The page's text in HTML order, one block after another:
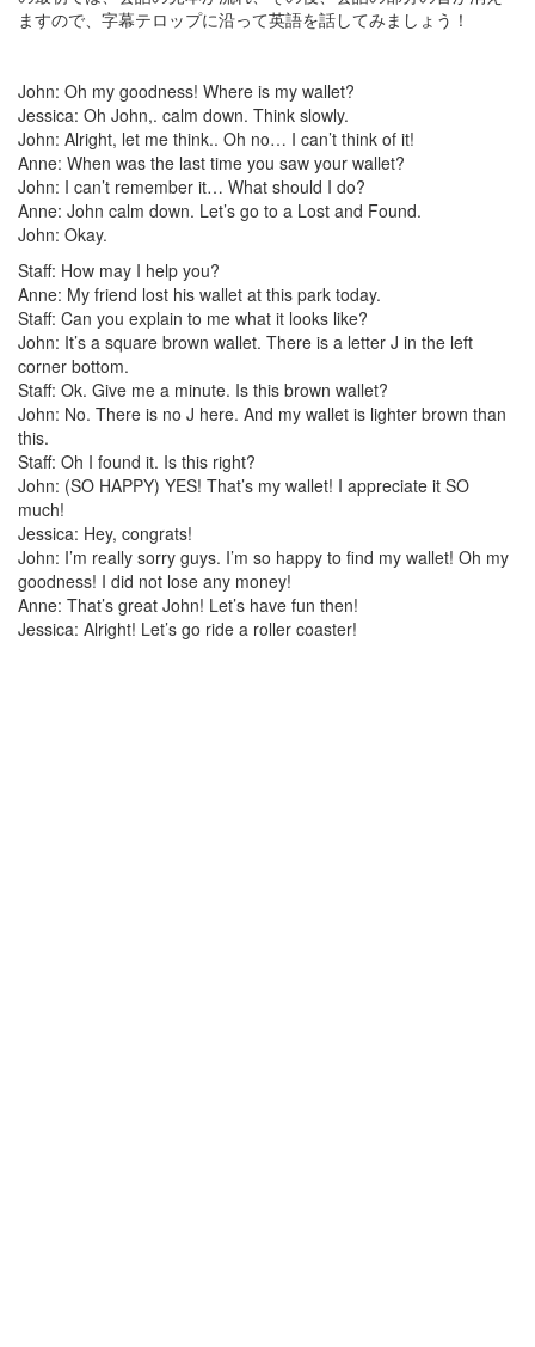
ますので、字幕テロップに沿って英語を話してみましょう！
John: Oh my goodness! Where is my wallet?
Jessica: Oh John,. calm down. Think slowly.
John: Alright, let me think.. Oh no… I can’t think of it!
Anne: When was the last time you saw your wallet?
John: I can’t remember it… What should I do?
Anne: John calm down. Let’s go to a Lost and Found.
John: Okay.
Staff: How may I help you?
Anne: My friend lost his wallet at this park today.
Staff: Can you explain to me what it looks like?
John: It’s a square brown wallet. There is a letter J in the left
corner bottom.
Staff: Ok. Give me a minute. Is this brown wallet?
John: No. There is no J here. And my wallet is lighter brown than
this.
Staff: Oh I found it. Is this right?
John: (SO HAPPY) YES! That’s my wallet! I appreciate it SO
much!
Jessica: Hey, congrats!
John: I’m really sorry guys. I’m so happy to find my wallet! Oh my
goodness! I did not lose any money!
Anne: That’s great John! Let’s have fun then!
Jessica: Alright! Let’s go ride a roller coaster!